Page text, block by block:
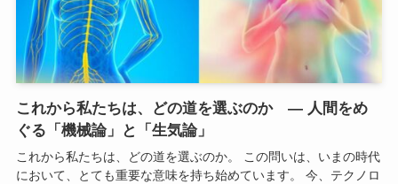
これから私たちは、どの道を選ぶのか ― 人間をめ
ぐる「機械論」と「生気論」
これから私たちは、どの道を選ぶのか。 この問いは、いまの時代
において、とても重要な意味を持ち始めています。 今、テクノロ